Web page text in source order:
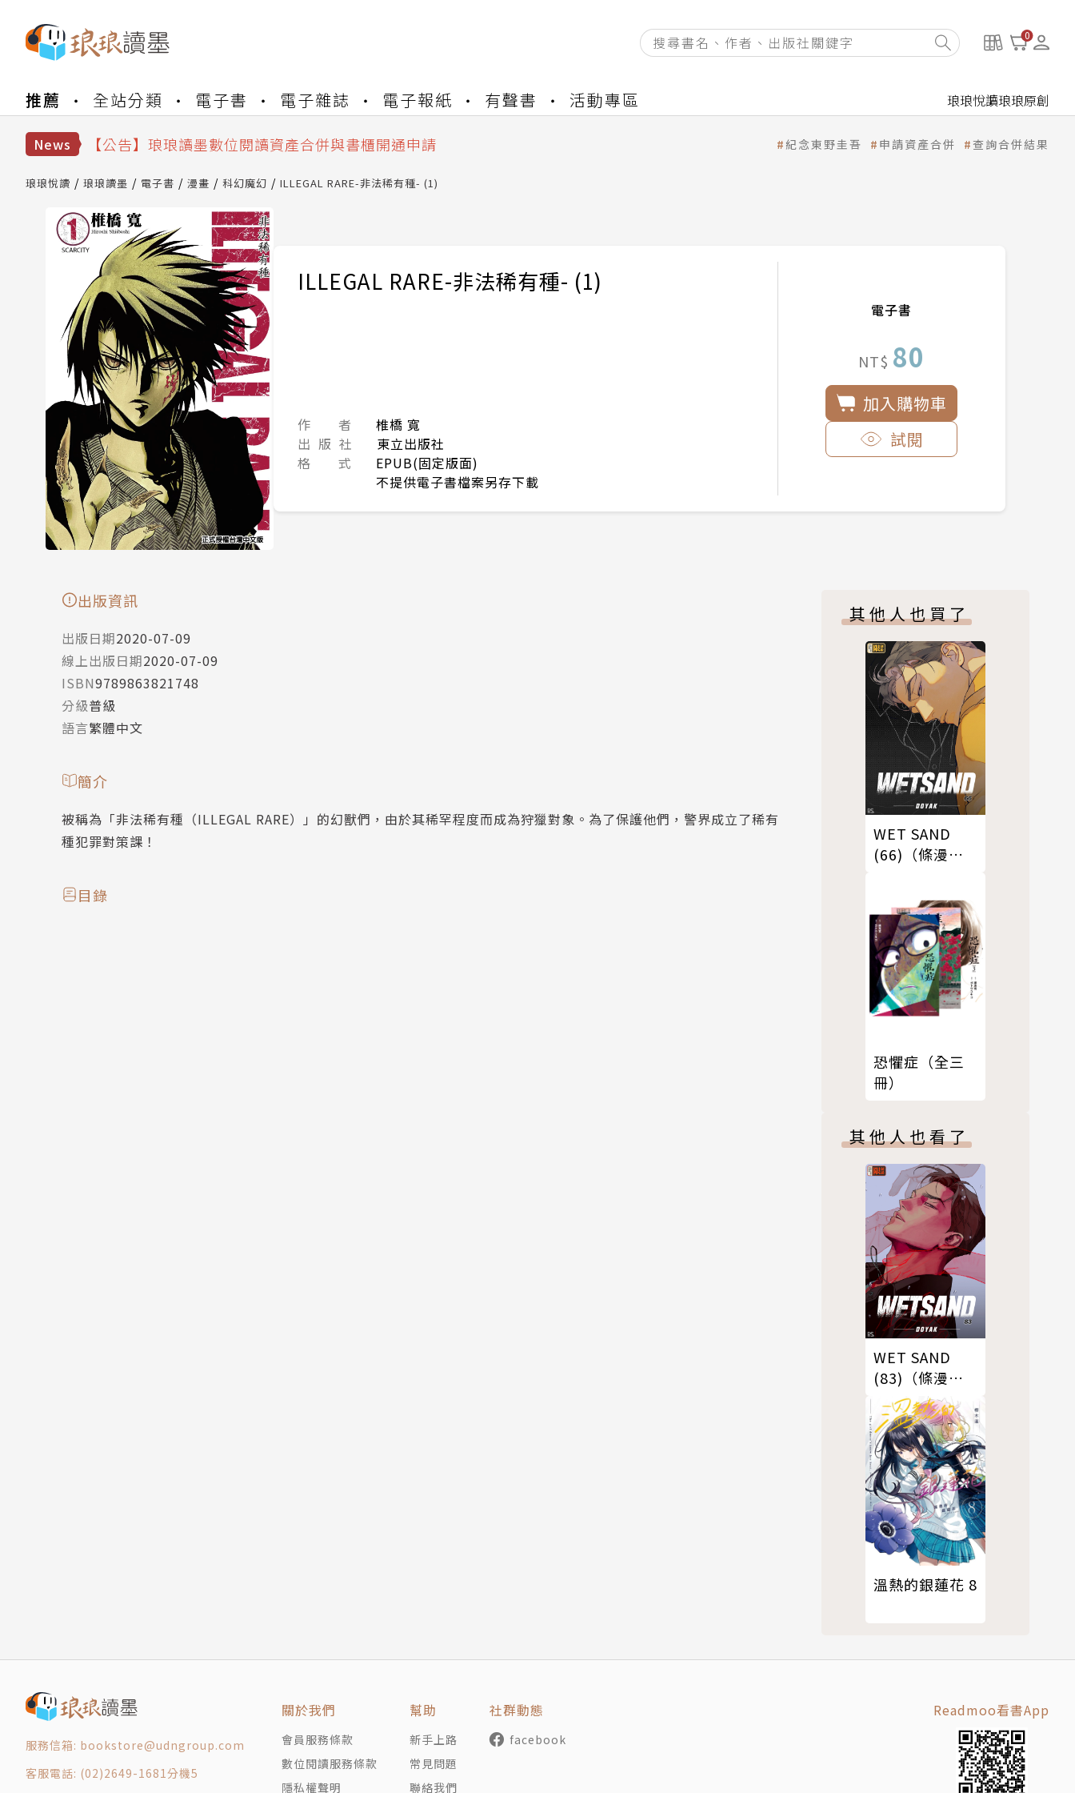
0
推薦 全站分類 電子書 電子雜誌 電子報紙 有聲書 活動專區 琅琅悅讀琅琅原創
News
【公告】琅琅書店服務升級重要說明及資產合併結果查詢
【公告】琅琅讀墨數位閱讀資產合併與書櫃開通申請
【公告】琅琅讀墨 3 分鐘完成書櫃開通與資產合併申請圖文教學
【公告】因 Readmoo 讀墨系統維護中，本站同步暫停部分閱讀服務
紀念東野圭吾 申請資產合併 查詢合併結果
琅琅悅讀 琅琅讀墨 電子書 漫畫 科幻魔幻 ILLEGAL RARE-非法稀有種- (1)
ILLEGAL RARE-非法稀有種- (1)
作 者
椎橋 寬
出 版 社
東立出版社
格 式
EPUB(固定版面)
不提供電子書檔案另存下載
電子書
NT$ 80
加入購物車
試閱
出版資訊
出版日期2020-07-09
線上出版日期2020-07-09
ISBN9789863821748
分級普級
語言繁體中文
簡介
被稱為「非法稀有種（ILLEGAL RARE）」的幻獸們，由於其稀罕程度而成為狩獵對象。為了保護他們，警界成立了稀有
種犯罪對策課！
目錄
其他人也買了
WET SAND
(66)（條漫
恐懼症（全三
冊）
其他人也看了
WET SAND
(83)（條漫
版）
溫熱的銀蓮花 8
服務信箱: bookstore@udngroup.com
客服電話: (02)2649-1681分機5
關於我們
會員服務條款
數位閱讀服務條款
隱私權聲明
幫助
新手上路
常見問題
聯絡我們
社群動態
facebook
Readmoo看書App